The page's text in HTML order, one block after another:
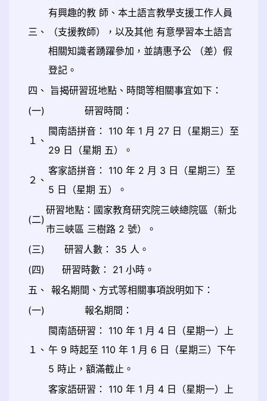
三、
有興趣的教 師、本土語言教學支援工作人員
（支援教師），以及其他 有意學習本土語言
相關知識者踴躍參加，並請惠予公 （差）假
登記。
四、 旨揭研習班地點、時間等相關事宜如下：
(一)
研習時間：
１、
閩南語拼音： 110 年 1 月 27 日（星期三）至
29 日（星期 五）。
２、
客家語拼音： 110 年 2 月 3 日（星期三）至
5 日（星期 五）。
(二)
研習地點：國家教育研究院三峽總院區（新北
市三峽區 三樹路 2 號）。
(三)
研習人數： 35 人。
(四)
研習時數： 21 小時。
五、 報名期間、方式等相關事項說明如下：
(一)
報名期間：
１、
閩南語研習： 110 年 1 月 4 日（星期一）上
午 9 時起至 110 年 1 月 6 日（星期三）下午
5 時止，額滿截止。
客家語研習： 110 年 1 月 4 日（星期一）上